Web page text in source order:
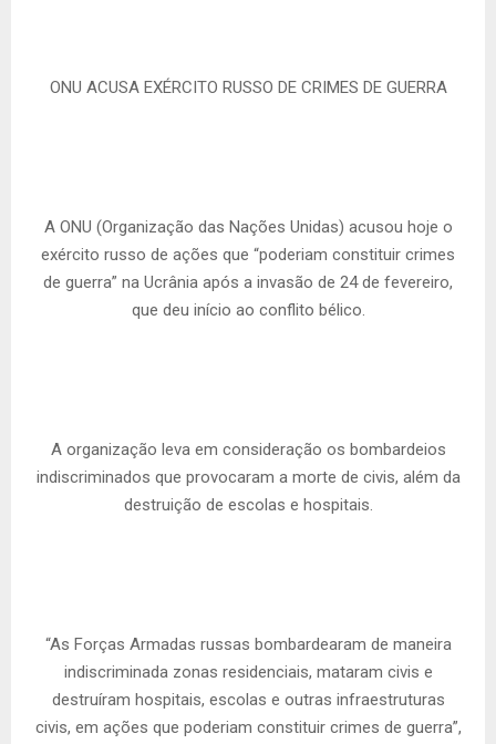
ONU ACUSA EXÉRCITO RUSSO DE CRIMES DE GUERRA
A ONU (Organização das Nações Unidas) acusou hoje o
exército russo de ações que “poderiam constituir crimes
de guerra” na Ucrânia após a invasão de 24 de fevereiro,
que deu início ao conflito bélico.
A organização leva em consideração os bombardeios
indiscriminados que provocaram a morte de civis, além da
destruição de escolas e hospitais.
“As Forças Armadas russas bombardearam de maneira
indiscriminada zonas residenciais, mataram civis e
destruíram hospitais, escolas e outras infraestruturas
civis, em ações que poderiam constituir crimes de guerra”,